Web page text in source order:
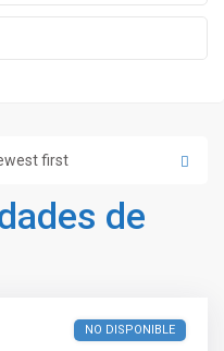
first
de
NO DISPONIBLE